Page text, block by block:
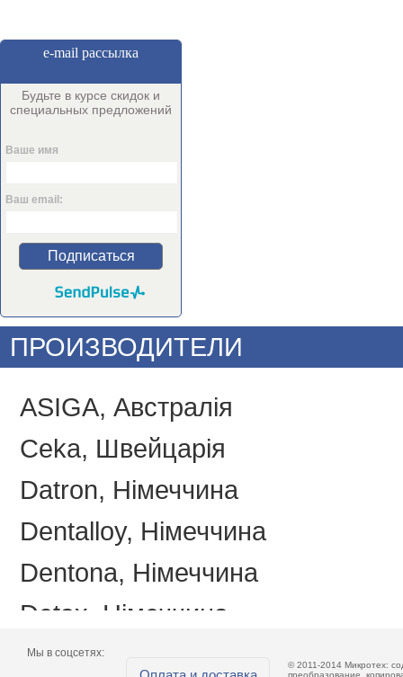
e-mail рассылка
Будьте в курсе скидок и
специальных предложений
Ваше имя
Ваш email:
Подписаться
ПРОИЗВОДИТЕЛИ
ASIGA, Австралія
Ceka, Швейцарія
Datron, Німеччина
Dentalloy, Німеччина
Dentona, Німеччина
Detax, Німеччина
Emotions, Україна
Мы в соцсетях:
© 2011-2014 Микротех:
преобразование,